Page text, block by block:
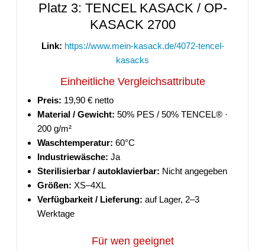
Platz 3: TENCEL KASACK / OP-
KASACK 2700
Link: https://www.mein-kasack.de/4072-tencel-
kasacks
Einheitliche Vergleichsattribute
Preis: 19,90 € netto
Material / Gewicht: 50% PES / 50% TENCEL® ·
200 g/m²
Waschtemperatur: 60°C
Industriewäsche: Ja
Sterilisierbar / autoklavierbar: Nicht angegeben
Größen: XS–4XL
Verfügbarkeit / Lieferung: auf Lager, 2–3
Werktage
Für wen geeignet